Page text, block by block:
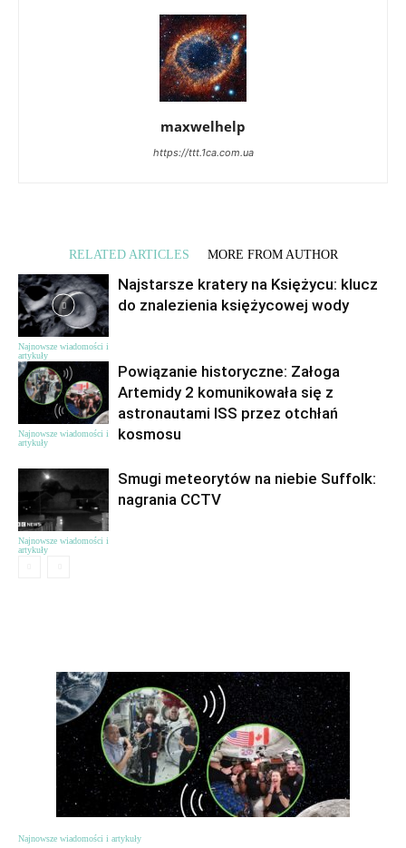
maxwelhelp
https://ttt.1ca.com.ua
RELATED ARTICLES MORE FROM AUTHOR
Najnowsze wiadomości i
artykuły
Najstarsze kratery na Księżycu: klucz
do znalezienia księżycowej wody
Najnowsze wiadomości i
artykuły
Powiązanie historyczne: Załoga
Artemidy 2 komunikowała się z
astronautami ISS przez otchłań
kosmosu
Najnowsze wiadomości i
artykuły
Smugi meteorytów na niebie Suffolk:
nagrania CCTV
Najnowsze wiadomości i artykuły